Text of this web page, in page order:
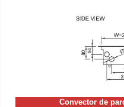
Convector de